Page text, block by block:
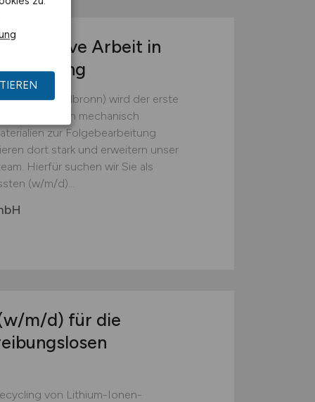
operative Arbeit in
Heilbronn) wird der erste
die Batterien mechanisch
zur Folgebearbeitung
dort stark und erweitern unser
Hierfür suchen wir Sie als
(w/m/d)...
m/d) für die
von Lithium-Ionen-